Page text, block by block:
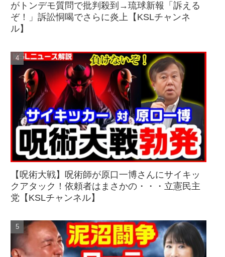
がトンデモ質問で批判殺到→琉球新報「訴える
ぞ！」訴訟恫喝でさらに炎上【KSLチャンネ
ル】
【呪術大戦】呪術師が原口一博さんにサイキッ
クアタック！依頼者はまさかの・・・立憲民主
党【KSLチャンネル】